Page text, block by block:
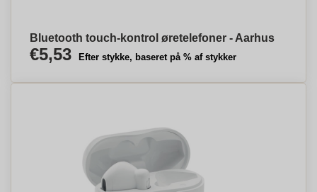
Bluetooth touch-kontrol øretelefoner - Aarhus
€5,53 Efter stykke, baseret på % af stykker